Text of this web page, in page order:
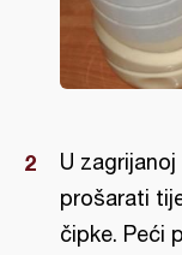
U
prošarati
čipke. Peći